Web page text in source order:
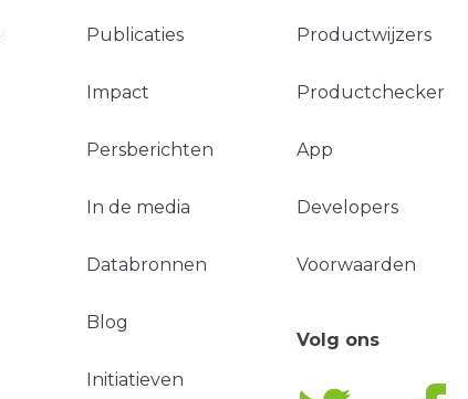
Publicaties
Impact
Persberichten
In de media
Databronnen
Blog
Initiatieven
Productwijzers
Productchecker
App
Developers
Voorwaarden
Volg ons